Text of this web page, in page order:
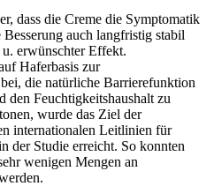
dass die Creme die Symptomatik
auch langfristig stabil
erwünschter Effekt.
Haferbasis zur
die natürliche Barrierefunktion
den Feuchtigkeitshaushalt zu
wurde das Ziel der
internationalen Leitlinien für
der Studie erreicht. So konnten
wenigen Mengen an